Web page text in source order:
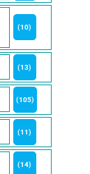
(10)
(13)
(105)
(11)
(14)